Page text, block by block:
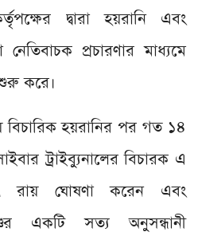
দ্বারা হয়রানি এবং
নেতিবাচক প্রচারণার মাধ্যমে
করে।
হয়রানির পর গত ১৪
ট্রাইব্যুনালের বিচারক এ
রায় ঘোষণা করেন এবং
একটি সত্য অনুসন্ধানী